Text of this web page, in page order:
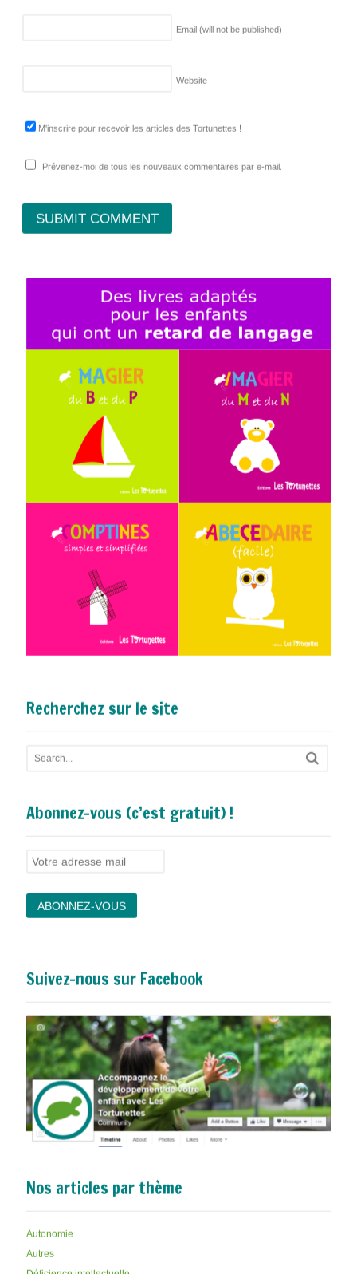
Email (will not be published)
M'inscrire pour recevoir les articles des Tortunettes !
Prévenez-moi de tous les nouveaux commentaires par e-mail.
Recherchez sur le site
Abonnez-vous (c’est gratuit) !
Suivez-nous sur Facebook
Nos articles par thème
Autonomie
Autres